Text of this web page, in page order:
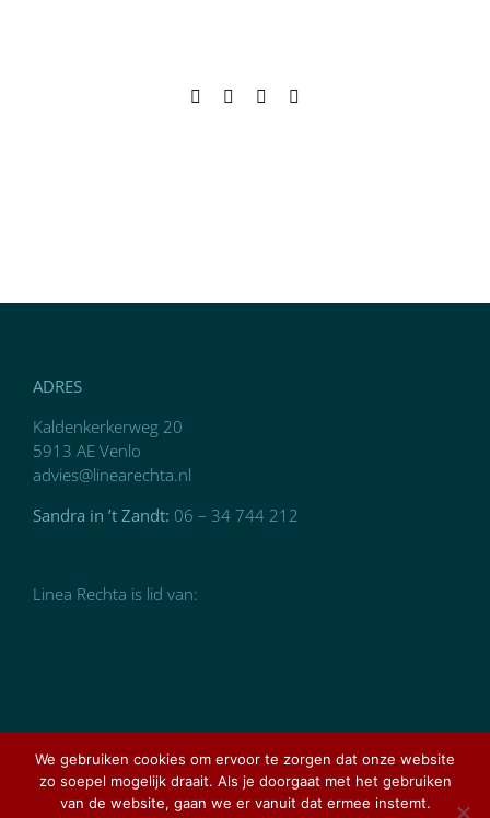
Facebook LinkedIn
ADRES
Kaldenkerkerweg 20
5913 AE Venlo
advies@linearechta.nl
Sandra in ’t Zandt: 06 – 34 744 212
Linea Rechta is lid van:
We gebruiken cookies om ervoor te zorgen dat onze website
zo soepel mogelijk draait. Als je doorgaat met het gebruiken
van de website, gaan we er vanuit dat ermee instemt.